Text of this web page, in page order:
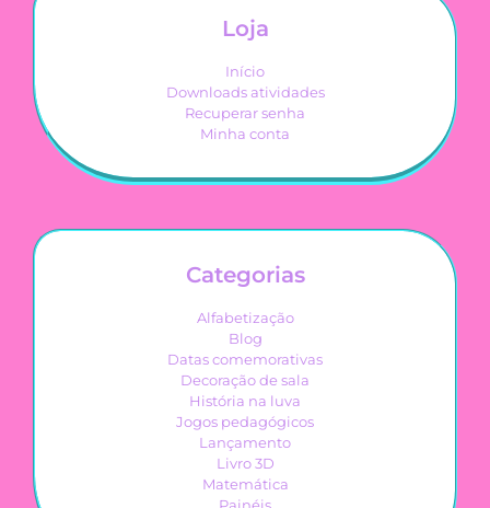
Loja
Início
Downloads atividades
Recuperar senha
Minha conta
Categorias
Alfabetização
Blog
Datas comemorativas
Decoração de sala
História na luva
Jogos pedagógicos
Lançamento
Livro 3D
Matemática
Painéis